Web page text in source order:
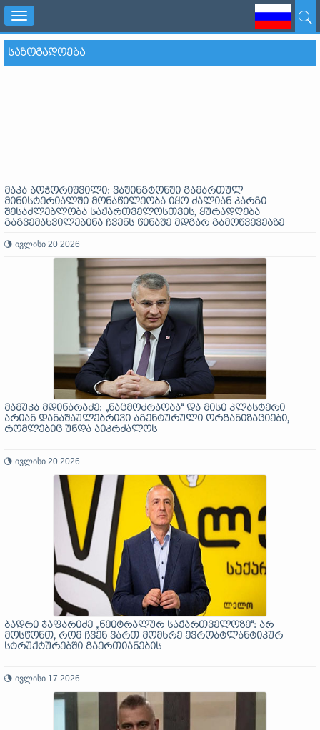
Toggle
navigation
ᲡᲐᲖᲝᲒᲐᲓᲝᲔᲑᲐ
მაკა ბოჭორიშვილი: ვაშინგტონში გამართულ
მინისტერიალში მონაწილეობა იყო ძალიან კარგი
შესაძლებლობა საქართველოსთვის, ყურადღება
გაგვემახვილებინა ჩვენს წინაშე მდგარ გამოწვევებზე
ივლისი 20 2026
მამუკა მდინარაძე: „ნაცმოძრაობა“ და მისი კლასტერი
არიან დანაშაულებრივი აგენტურული ორგანიზაციები,
რომლებიც უნდა აიკრძალოს
ივლისი 20 2026
ბადრი ჯაფარიძე „ნეიტრალურ საქართველოზე“: არ
მოსწონთ, რომ ჩვენ ვართ მომხრე ევროატლანტიკურ
სტრუქტურებში გაერთიანების
ივლისი 17 2026